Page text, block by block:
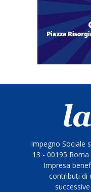
Impegno Sociale
13 - 00195
Impresa
contributi di